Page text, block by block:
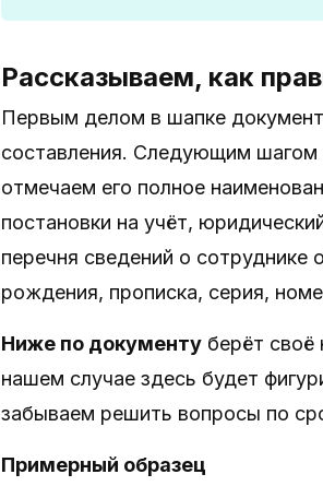
Рассказываем, как
Первым делом в шапке
составления. Следующим шагом
отмечаем его полное
постановки на учёт,
перечня сведений о
рождения, прописка, серия,
Ниже по документу берёт своё
нашем случае здесь будет
забываем решить вопросы по
Примерный образец